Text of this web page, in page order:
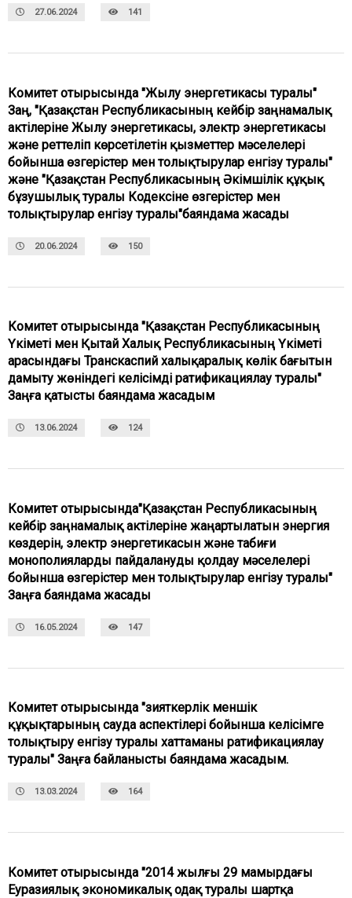
27.06.2024 141
Комитет отырысында "Жылу энергетикасы туралы"
Заң, "Қазақстан Республикасының кейбір заңнамалық
актілеріне Жылу энергетикасы, электр энергетикасы
және реттеліп көрсетілетін қызметтер мәселелері
бойынша өзгерістер мен толықтырулар енгізу туралы"
және "Қазақстан Республикасының Әкімшілік құқық
бұзушылық туралы Кодексіне өзгерістер мен
толықтырулар енгізу туралы"баяндама жасады
20.06.2024 150
Комитет отырысында "Қазақстан Республикасының
Үкіметі мен Қытай Халық Республикасының Үкіметі
арасындағы Транскаспий халықаралық көлік бағытын
дамыту жөніндегі келісімді ратификациялау туралы"
Заңға қатысты баяндама жасадым
13.06.2024 124
Комитет отырысында"Қазақстан Республикасының
кейбір заңнамалық актілеріне жаңартылатын энергия
көздерін, электр энергетикасын және табиғи
монополияларды пайдалануды қолдау мәселелері
бойынша өзгерістер мен толықтырулар енгізу туралы"
Заңға баяндама жасады
16.05.2024 147
Комитет отырысында "зияткерлік меншік
құқықтарының сауда аспектілері бойынша келісімге
толықтыру енгізу туралы хаттаманы ратификациялау
туралы" Заңға байланысты баяндама жасадым.
13.03.2024 164
Комитет отырысында "2014 жылғы 29 мамырдағы
Еуразиялық экономикалық одақ туралы шартқа